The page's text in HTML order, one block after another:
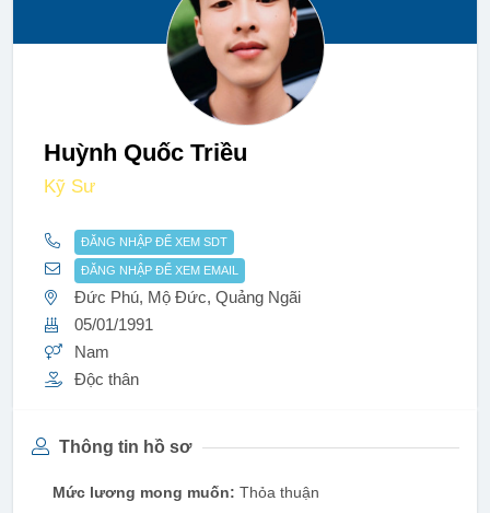
Huỳnh Quốc Triều
Kỹ Sư
ĐĂNG NHẬP ĐỂ XEM SDT
ĐĂNG NHẬP ĐỂ XEM EMAIL
Đức Phú, Mộ Đức, Quảng Ngãi
05/01/1991
Nam
Độc thân
Thông tin hồ sơ
Mức lương mong muốn: Thỏa thuận